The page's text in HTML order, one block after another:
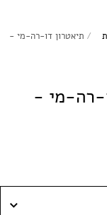
/ תיאטרון דו-רה-מי -
רה-מי -